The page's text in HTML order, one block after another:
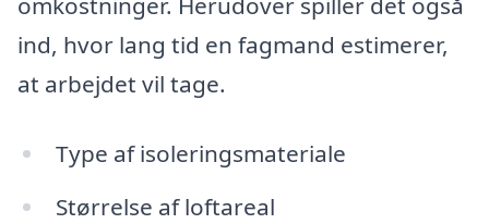
ind, hvor lang tid en fagmand estimerer,
at arbejdet vil tage.
Type af isoleringsmateriale
Størrelse af loftareal